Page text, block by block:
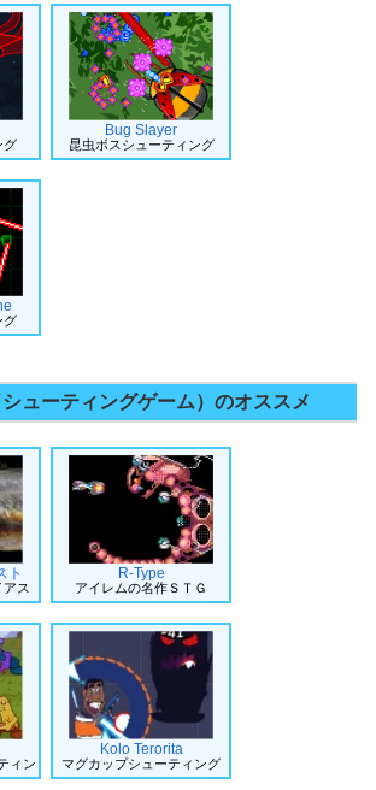
グ
Bug Slayer
昆虫ボスシューティング
グ
ューティングゲーム）のオススメ
ト
ス
R-Type
アイレムの名作ＳＴＧ
ィン
Kolo Terorita
マグカップシューティング